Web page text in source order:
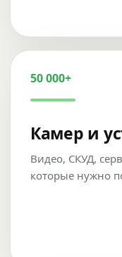
50 000+
Камер и
Видео, СКУД,
которые нужно